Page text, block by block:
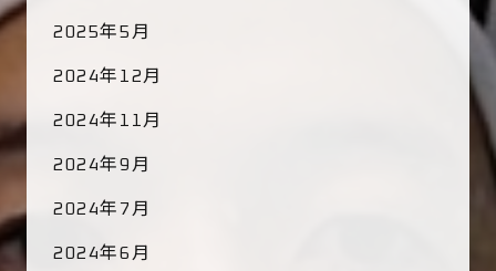
2025年5月
2024年12月
2024年11月
2024年9月
2024年7月
2024年6月